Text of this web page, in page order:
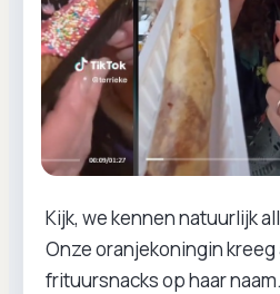
Kijk, we kennen natuurlijk
Onze oranjekoningin
frituursnacks op haar